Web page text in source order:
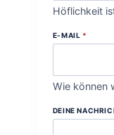
Höflichkeit
E-MAIL *
Wie können
DEINE